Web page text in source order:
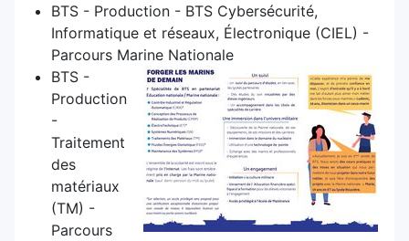
BTS - Production - BTS Cybersécurité,
Informatique et réseaux, Électronique (CIEL) -
Parcours Marine Nationale
BTS -
Production
-
Traitement
des
matériaux
(TM) -
Parcours